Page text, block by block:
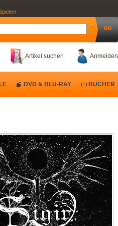
Anmelden
Artikel suchen
DVD & BLU-RAY BÜCHER